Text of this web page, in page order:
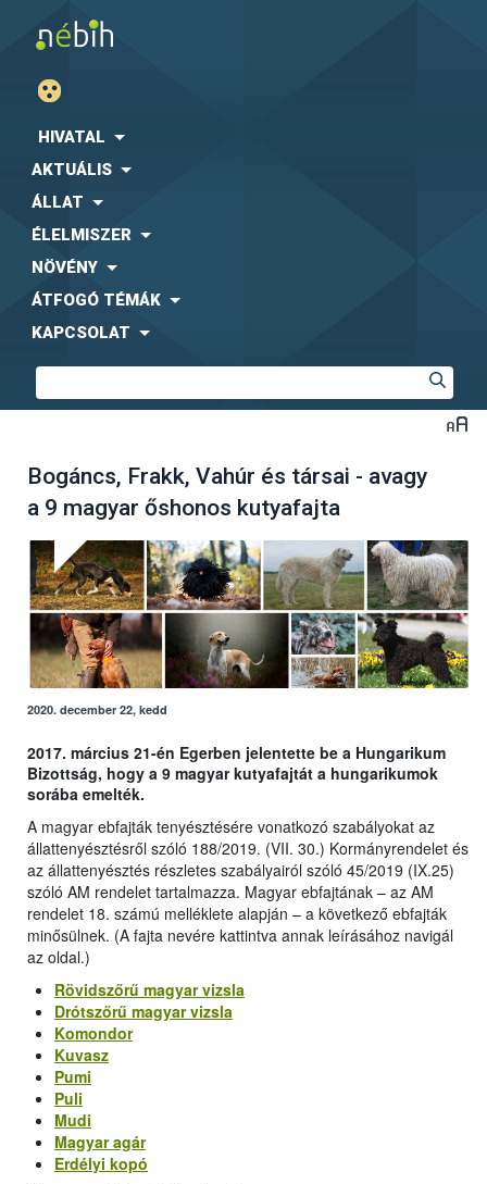
HIVATAL
AKTUÁLIS
ÁLLAT
ÉLELMISZER
NÖVÉNY
ÁTFOGÓ TÉMÁK
KAPCSOLAT
Bogáncs, Frakk, Vahúr és társai - avagy
a 9 magyar őshonos kutyafajta
2020. december 22, kedd
2017. március 21-én Egerben jelentette be a Hungarikum
Bizottság, hogy a 9 magyar kutyafajtát a hungarikumok
sorába emelték.
A magyar ebfajták tenyésztésére vonatkozó szabályokat az
állattenyésztésről szóló 188/2019. (VII. 30.) Kormányrendelet és
az állattenyésztés részletes szabályairól szóló 45/2019 (IX.25)
szóló AM rendelet tartalmazza. Magyar ebfajtának – az AM
rendelet 18. számú melléklete alapján – a következő ebfajták
minősülnek. (A fajta nevére kattintva annak leírásához navigál
az oldal.)
Rövidszőrű magyar vizsla
Drótszőrű magyar vizsla
Komondor
Kuvasz
Pumi
Puli
Mudi
Magyar agár
Erdélyi kopó